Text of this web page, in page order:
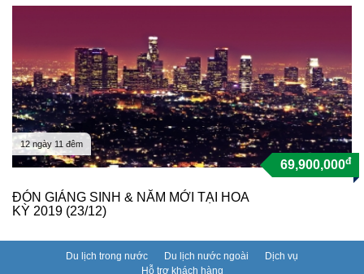
12 ngày 11 đêm
69,900,000đ
ĐÓN GIÁNG SINH & NĂM MỚI TẠI HOA
KỲ 2019 (23/12)
Du lịch trong nước Du lịch nước ngoài
Dịch vụ
Hỗ trợ khách hàng